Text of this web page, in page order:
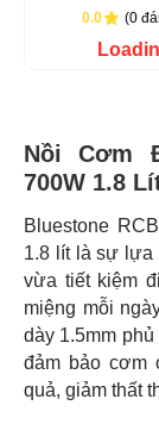
0.0 (0
Nồi Cơm
700W 1.8
Bluestone
1.8 lít là sự lựa
vừa tiết kiệm
miệng mỗi
dày 1.5mm
đảm bảo cơm
quả, giảm thất